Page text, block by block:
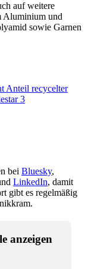
auf weitere
Aluminium und
sowie Garnen
Anteil recycelter
3
bei Bluesky,
LinkedIn, damit
gibt es regelmäßig
anzeigen